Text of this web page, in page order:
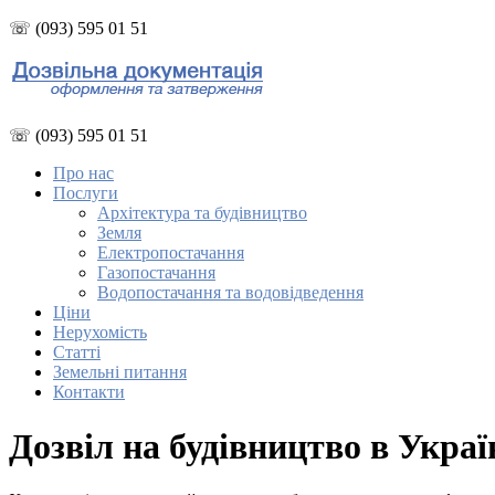
☏ (093) 595 01 51
☏ (093) 595 01 51
Про нас
Послуги
Архітектура та будівництво
Земля
Електропостачання
Газопостачання
Водопостачання та водовідведення
Ціни
Нерухомість
Статті
Земельні питання
Контакти
Дозвіл на будівництво в